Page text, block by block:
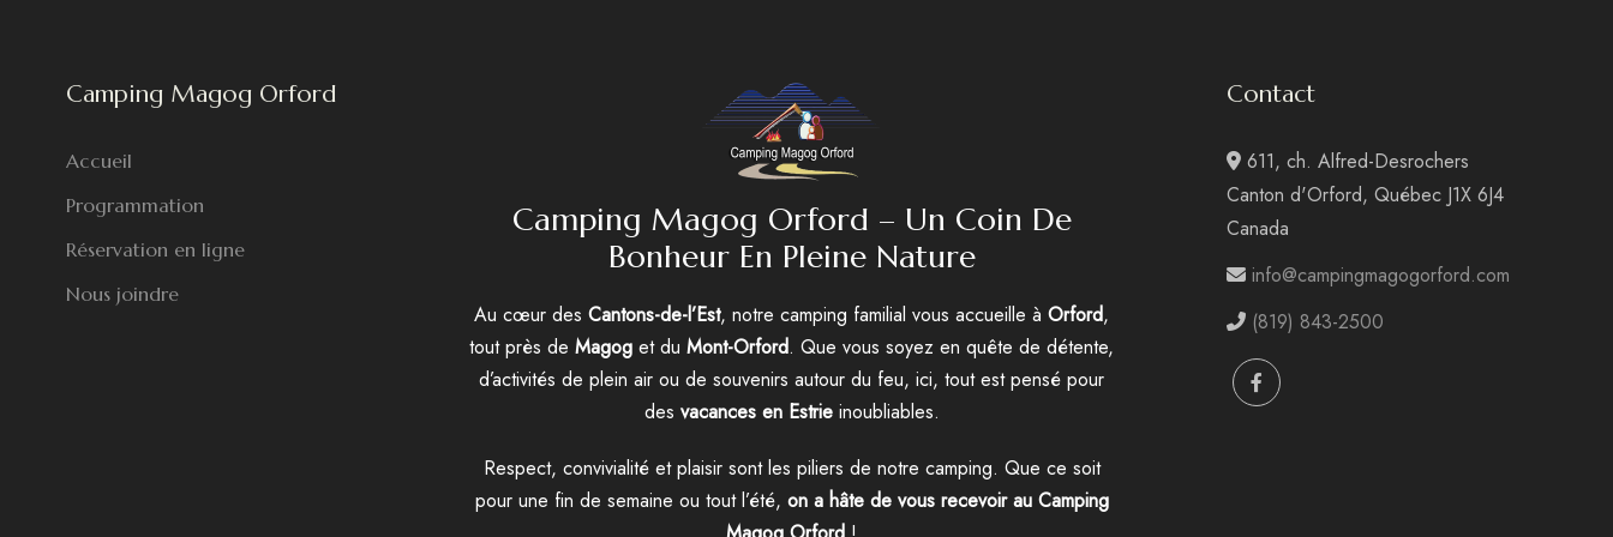
Camping Magog Orford
Accueil
Programmation
Réservation en ligne
Nous joindre
Camping Magog Orford – Un Coin De
Bonheur En Pleine Nature
Au cœur des Cantons-de-l’Est, notre camping familial vous accueille à Orford,
tout près de Magog et du Mont-Orford. Que vous soyez en quête de détente,
d’activités de plein air ou de souvenirs autour du feu, ici, tout est pensé pour
des vacances en Estrieinoubliables.
Respect, convivialité et plaisir sont les piliers de notre camping. Que ce soit
pour une fin de semaine ou tout l’été, on a hâte de vous recevoir au Camping
Contact
611, ch. Alfred-Desrochers
Canton d'Orford, Québec J1X 6J4
Canada
info@campingmagogorford.com
(819) 843-2500